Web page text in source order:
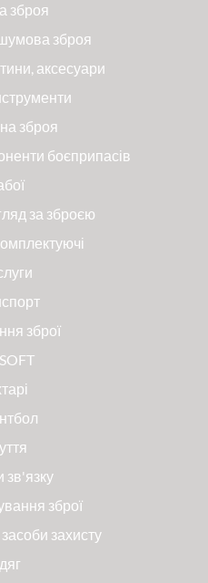
зброя
зброя
аксесуари
зброя
боєприпасів
за зброєю
зброї
зв'язку
зброї
засоби захисту